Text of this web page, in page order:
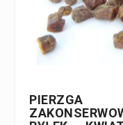
PIERZGA